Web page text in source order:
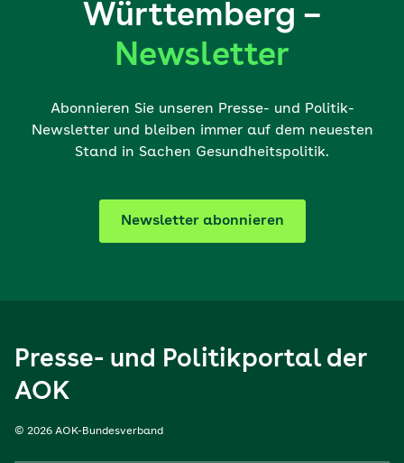
Württemberg –
Newsletter
Abonnieren Sie unseren Presse- und Politik-
Newsletter und bleiben immer auf dem neuesten
Stand in Sachen Gesundheitspolitik.
Newsletter abonnieren
Presse- und Politikportal der
AOK
© 2026 AOK-Bundesverband